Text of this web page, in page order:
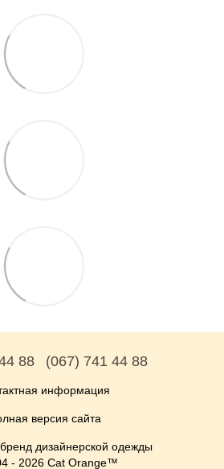
88 (067) 741 44 88
информация
версия сайта
дизайнерской одежды
- 2026 Cat Orange™